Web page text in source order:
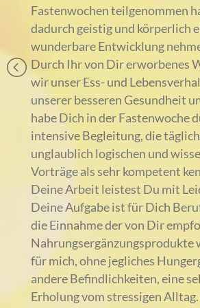
Fastenwochen teilgenommen
dadurch geistig und körperlich
wunderbare Entwicklung
Durch Ihr von Dir erworbenes
wir unser Ess- und
unserer besseren Gesundheit
habe Dich in der Fastenwoche
intensive Begleitung, die
unglaublich logischen und
Vorträge als sehr kompetent
Deine Arbeit leistest Du mit
Deine Aufgabe ist für Dich
die Einnahme der von Dir
Nahrungsergänzungsprodukte
für mich, ohne jegliches
andere Befindlichkeiten, eine
Erholung vom stressigen